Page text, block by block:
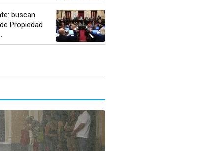
buscan
Propiedad